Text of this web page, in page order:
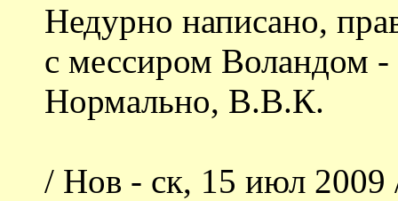
Недурно написано,
с мессиром Воландом -
Нормально, В.В.К.
/ Нов - ск, 15 июл 2009